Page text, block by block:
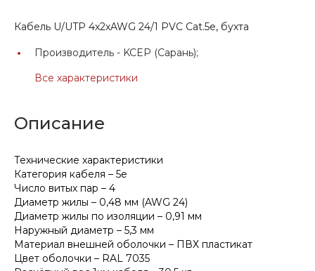
Кабель U/UTP 4х2хAWG 24/1 PVC Cat.5e, бухта
Производитель - KCEP (Сарань);
Все характеристики
Описание
Технические характеристики
Категория кабеля – 5е
Число витых пар – 4
Диаметр жилы – 0,48 мм (AWG 24)
Диаметр жилы по изоляции – 0,91 мм
Наружный диаметр – 5,3 мм
Материал внешней оболочки – ПВХ пластикат
Цвет оболочки – RAL 7035